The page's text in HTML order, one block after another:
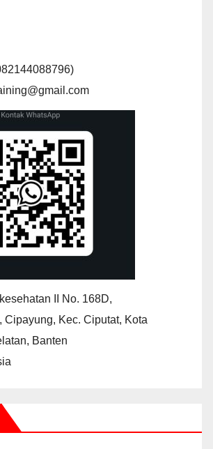
II No. 168D,
Cipayung, Kec. Ciputat, Kota
Banten